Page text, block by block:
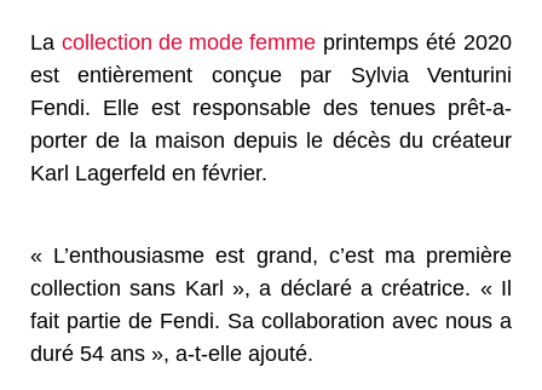
La collection de mode femme printemps été 2020
est entièrement conçue par Sylvia Venturini
Fendi. Elle est responsable des tenues prêt-a-
porter de la maison depuis le décès du créateur
Karl Lagerfeld en février.
« L’enthousiasme est grand, c’est ma première
collection sans Karl », a déclaré a créatrice. « Il
fait partie de Fendi. Sa collaboration avec nous a
duré 54 ans », a-t-elle ajouté.